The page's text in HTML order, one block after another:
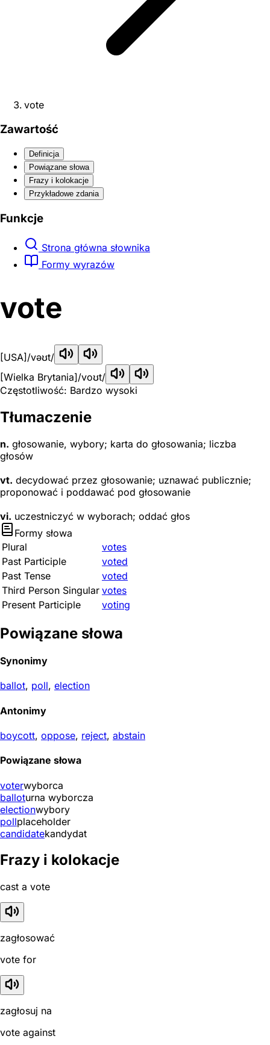
vote
Zawartość
Definicja
Powiązane słowa
Frazy i kolokacje
Przykładowe zdania
Funkcje
Strona główna słownika
Formy wyrazów
vote
[USA] /vəʊt/
[Wielka Brytania]/voʊt/
Częstotliwość: Bardzo wysoki
Tłumaczenie
n. głosowanie, wybory; karta do głosowania; liczba
głosów
vt. decydować przez głosowanie; uznawać publicznie;
proponować i poddawać pod głosowanie
vi. uczestniczyć w wyborach; oddać głos
Formy słowa
Plural
votes
Past Participle
voted
Past Tense
voted
Third Person Singular votes
Present Participle
voting
Powiązane słowa
Synonimy
ballot, poll, election
Antonimy
boycott, oppose, reject, abstain
Powiązane słowa
voterwyborca
balloturna wyborcza
electionwybory
pollplaceholder
candidatekandydat
Frazy i kolokacje
cast a vote
zagłosować
vote for
zagłosuj na
vote against